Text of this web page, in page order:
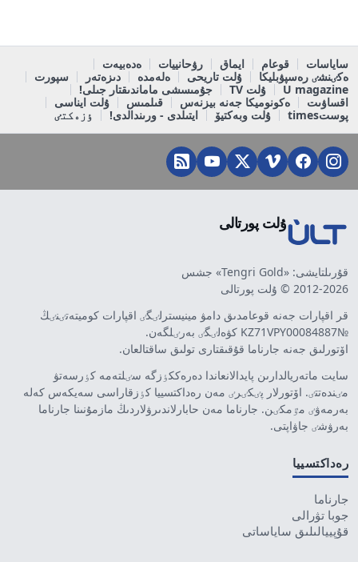
ساياسات قوعام ايماق رۋحانييات
ەدەبيەت
ەكٸنشٸ رەسپۋبليكا
ۇلت تاريحى ەلەمدە دىزەتەر
سپورت
U magazine
ۇلت TV
جۇمىسشى ماماندىقتار جىلى!
اقساۋىت
ەكونوميكا جەنە بيزنەس قىلمىس
ۇلت ايناسى
پوستtimes
ۇلت وبەكتيۆ ايتىلدى - ورىندالدى! ٶزەكتٸ
ۇلت پورتالى
قۇرىلتايشى: «Tengri Gold» جشس
2012-2026 © ۇلت پورتالى
قر اقپارات جەنە قوعامدىق دامۋ مينيسترلٸگٸ اقپارات كوميتەتٸنٸڭ
№KZ71VPY00084887 كۋەلٸگٸ بەرٸلگەن.
اۆتورلىق جەنە جارناما قۇقىقتارى تولىق ساقتالعان.
سايت ماتەريالدارىن پايدالانعاندا دەرەككٶزگە سٸلتەمە كٶرسەتۋ
مٸندەتتٸ. اۆتورلار پٸكٸرٸ مەن رەداكتسييا كٶزقاراسى سەيكەس كەلە
بەرمەۋٸ مٷمكٸن. جارناما مەن حابارلاندىرۋلاردىڭ مازمۇنىنا جارناما
بەرۋشٸ جاۋاپتى.
رەداكتسييا
جارناما
جوبا تۋرالى
قۇپييالىلىق ساياساتى